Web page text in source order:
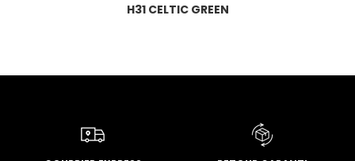
H31 CELTIC GREEN